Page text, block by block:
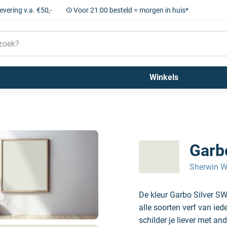
v.a. €50,- Voor 21:00 besteld = morgen in huis*
Winkels
Sherwin
De kleur Garbo Silver
alle soorten verf van
schilder je liever met